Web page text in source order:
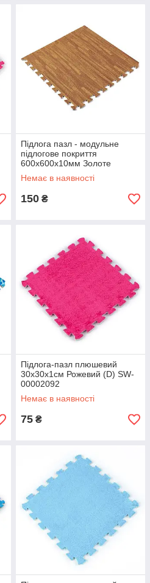
Підлога пазл - модульне
підлогове покриття
600x600x10мм Золоте
дерево (МР2) SW-00000022
Немає в наявності
150 ₴
Підлога-пазл плюшевий
30х30х1см Рожевий (D) SW-
00002092
Немає в наявності
75 ₴